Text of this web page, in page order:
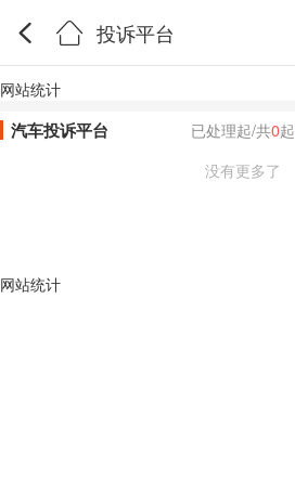
投诉平台
网站统计
汽车投诉平台 已处理起/共0起
没有更多了
网站统计